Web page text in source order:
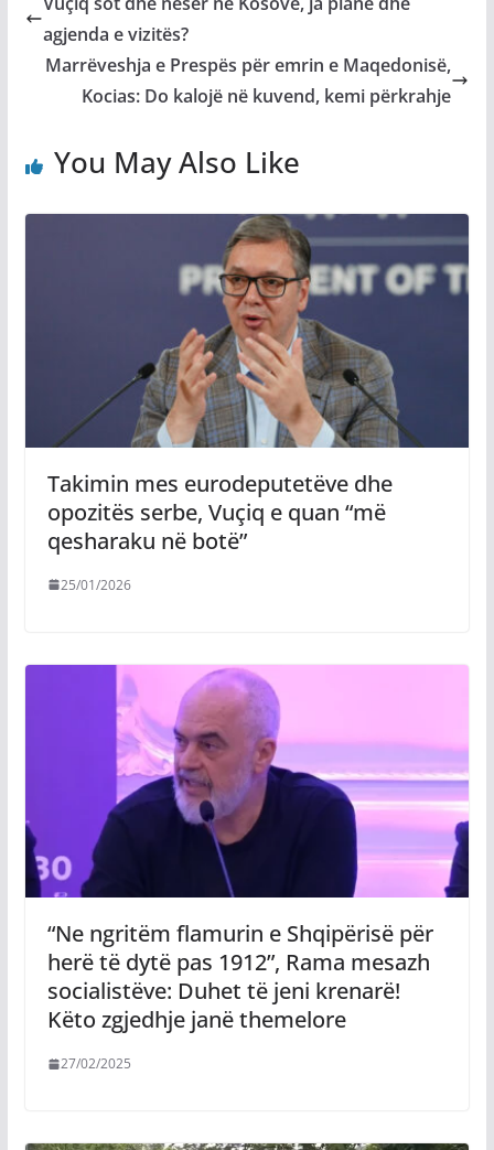
agjenda e vizitës?
Marrëveshja e Prespës për emrin e Maqedonisë,
Kocias: Do kalojë në kuvend, kemi përkrahje
You May Also Like
Takimin mes eurodeputetëve dhe
opozitës serbe, Vuçiq e quan “më
qesharaku në botë”
25/01/2026
“Ne ngritëm flamurin e Shqipërisë për
herë të dytë pas 1912”, Rama mesazh
socialistëve: Duhet të jeni krenarë!
Këto zgjedhje janë themelore
27/02/2025